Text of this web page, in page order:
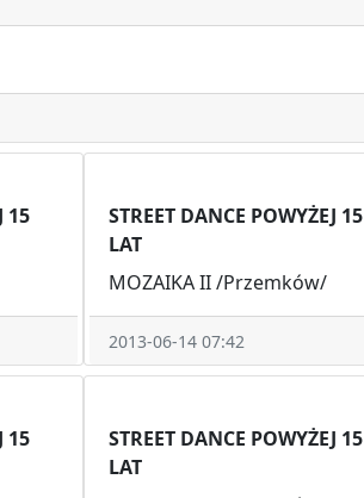
15
STREET DANCE POWYŻEJ 15
LAT
MOZAIKA II /Przemków/
2013-06-14 07:42
15
STREET DANCE POWYŻEJ 15
LAT